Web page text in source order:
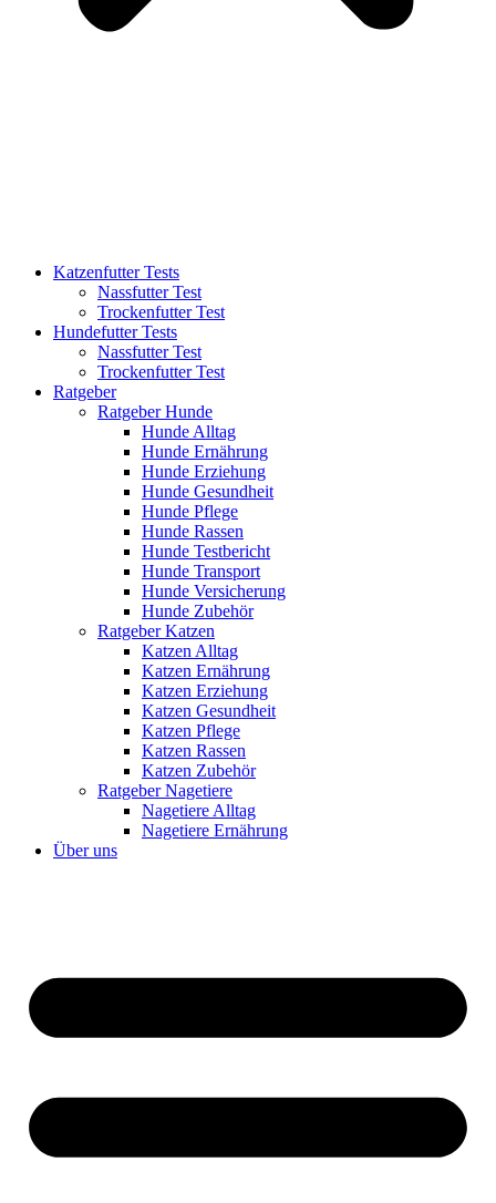
Katzenfutter Tests
Nassfutter Test
Trockenfutter Test
Hundefutter Tests
Nassfutter Test
Trockenfutter Test
Ratgeber
Ratgeber Hunde
Hunde Alltag
Hunde Ernährung
Hunde Erziehung
Hunde Gesundheit
Hunde Pflege
Hunde Rassen
Hunde Testbericht
Hunde Transport
Hunde Versicherung
Hunde Zubehör
Ratgeber Katzen
Katzen Alltag
Katzen Ernährung
Katzen Erziehung
Katzen Gesundheit
Katzen Pflege
Katzen Rassen
Katzen Zubehör
Ratgeber Nagetiere
Nagetiere Alltag
Nagetiere Ernährung
Über uns